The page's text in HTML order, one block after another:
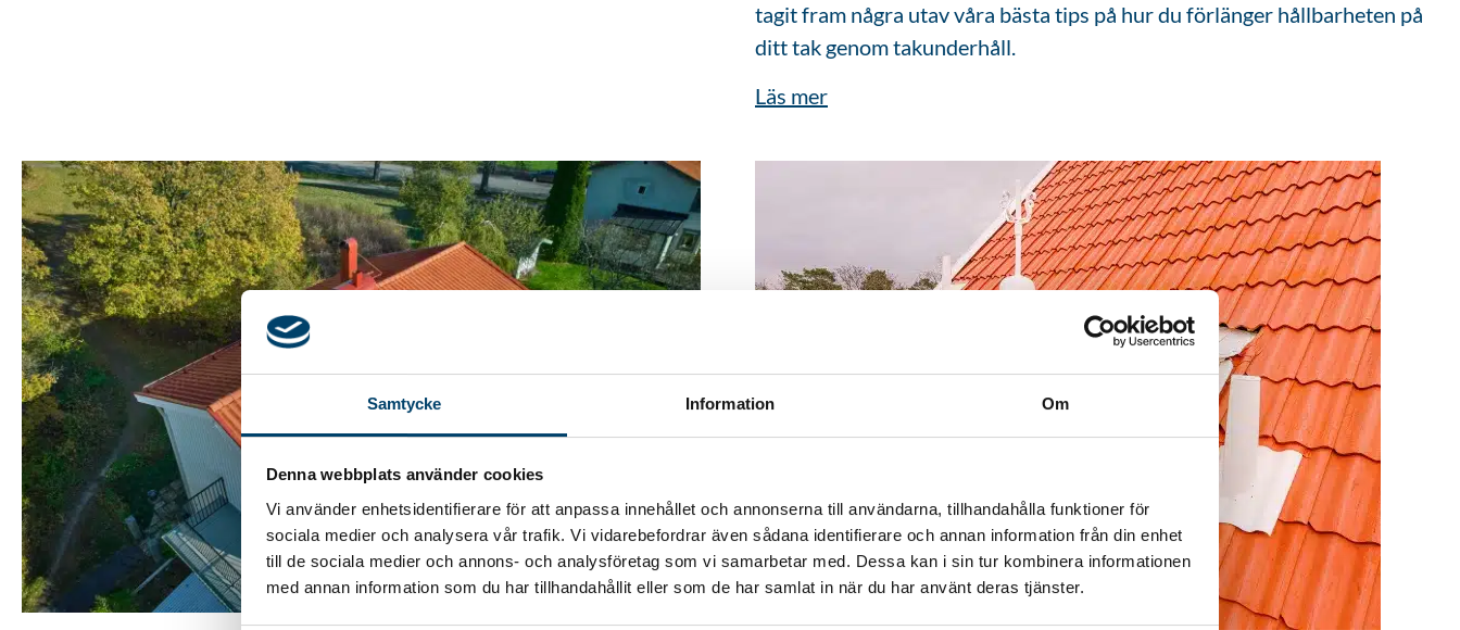
Samtycke Information Om
Denna webbplats använder cookies
Vi använder enhetsidentifierare för att anpassa innehållet och annonserna till användarna, tillhandahålla funktioner för
sociala medier och analysera vår trafik. Vi vidarebefordrar även sådana identifierare och annan information från din enhet
till de sociala medier och annons- och analysföretag som vi samarbetar med. Dessa kan i sin tur kombinera informationen
med annan information som du har tillhandahållit eller som de har samlat in när du har använt deras tjänster.
tagit fram några utav våra bästa tips på hur du förlänger hållbarheten på
ditt tak genom takunderhåll.
Läs mer